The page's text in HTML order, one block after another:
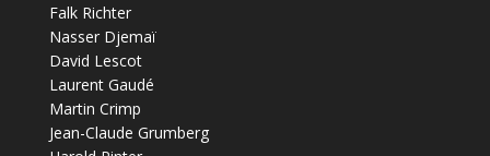
Falk Richter
Nasser Djemaï
David Lescot
Laurent Gaudé
Martin Crimp
Jean-Claude Grumberg